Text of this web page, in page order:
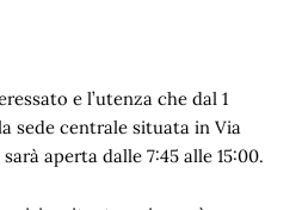
e l’utenza che dal 1
sede centrale situata in Via
aperta dalle 7:45 alle 15:00.